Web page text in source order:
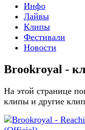
Инфо
Лайвы
Клипы
Фестивали
Новости
Brookroyal -
На этой странице
клипы и другие